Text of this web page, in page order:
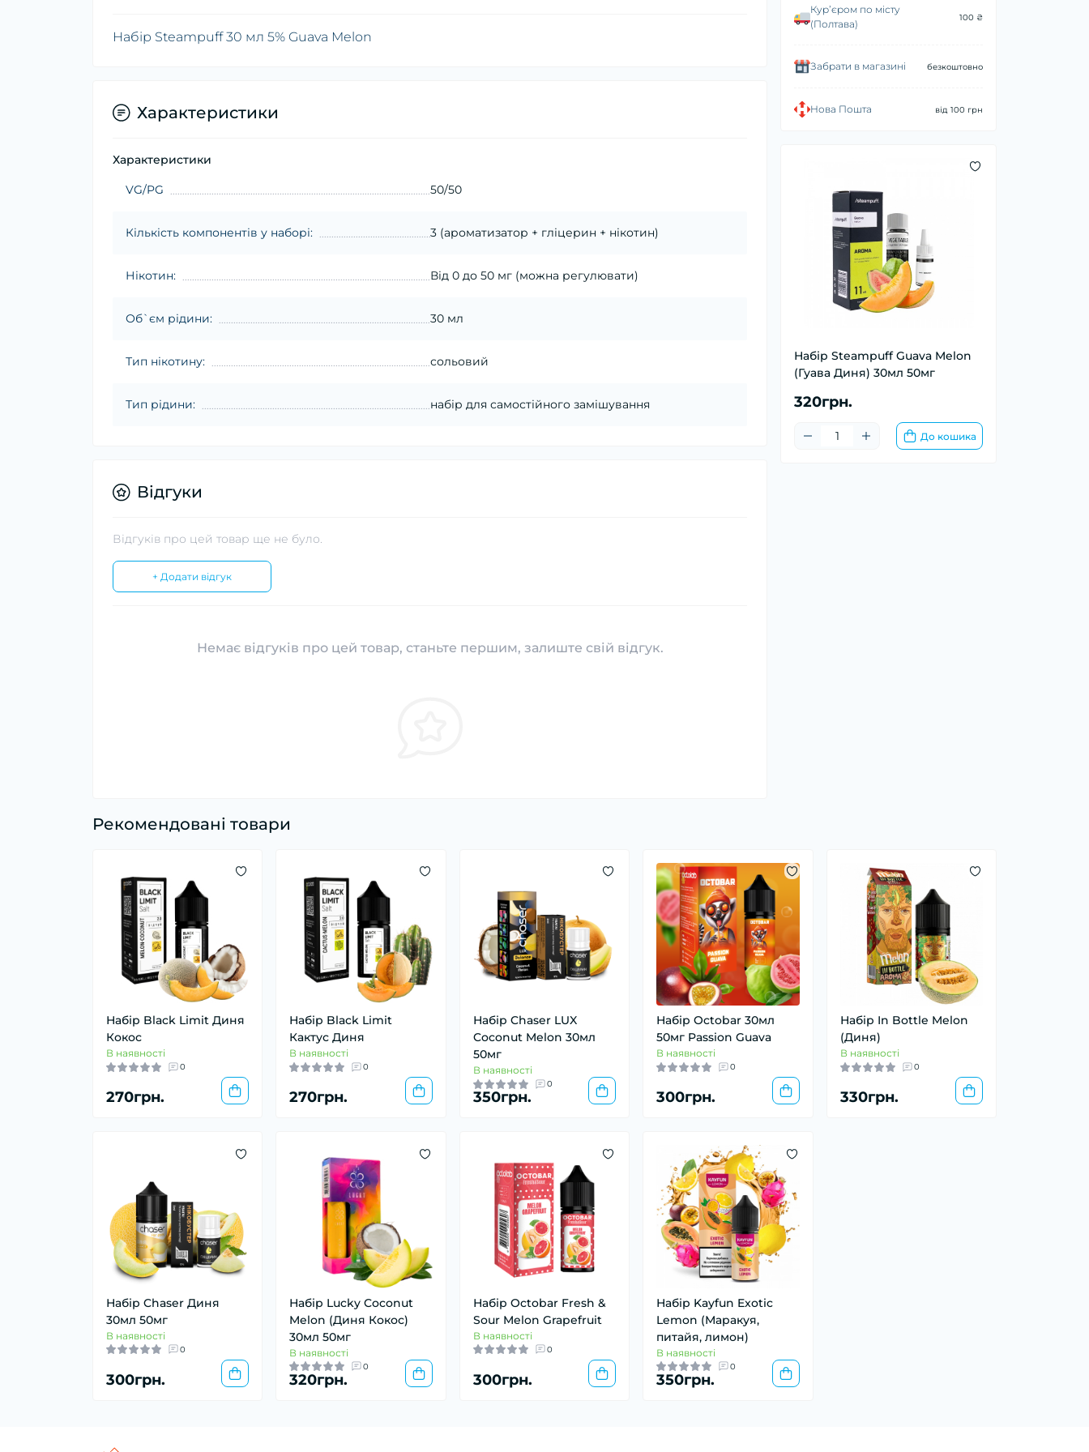
Курʼєром по місту
(Полтава)
100 ₴
Забрати в магазині безкоштовно
Нова Пошта від 100 грн
Набір Steampuff Guava Melon
(Гуава Диня) 30мл 50мг
320грн.
До кошика
Набір Steampuff 30 мл 5% Guava Melon
Характеристики
Характеристики
VG/PG 50/50
Кількість компонентів у наборі: 3 (ароматизатор + гліцерин + нікотин)
Нікотин: Від 0 до 50 мг (можна регулювати)
Об`єм рідини: 30 мл
Тип нікотину: сольовий
Тип рідини: набір для самостійного замішування
Відгуки
Відгуків про цей товар ще не було.
+ Додати відгук
Немає відгуків про цей товар, станьте першим, залиште свій відгук.
Рекомендовані товари
Набір Black Limit Диня
Кокос
В наявності
0
270грн.
Набір Black Limit
Кактус Диня
В наявності
0
270грн.
Набір Chaser LUX
Coconut Melon 30мл
50мг
В наявності
0
350грн.
Набір Octobar 30мл
50мг Passion Guava
В наявності
0
300грн.
Набір In Bottle Melon
(Диня)
В наявності
0
330грн.
Набір Chaser Диня
30мл 50мг
В наявності
0
300грн.
Набір Lucky Coconut
Melon (Диня Кокос)
30мл 50мг
В наявності
0
320грн.
Набір Octobar Fresh &
Sour Melon Grapefruit
В наявності
0
300грн.
Набір Kayfun Exotic
Lemon (Маракуя,
питайя, лимон)
В наявності
0
350грн.